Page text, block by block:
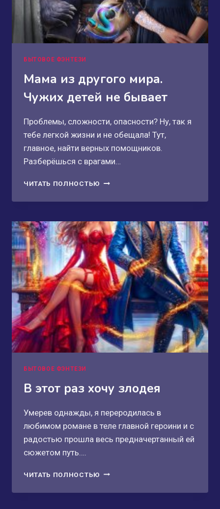
БЫТОВОЕ ФЭНТЕЗИ
Мама из другого мира.
Чужих детей не бывает
Проблемы, сложности, опасности? Ну, так я
тебе легкой жизни и не обещала! Тут,
главное, найти верных помощников.
Разберёшься с врагами…
ЧИТАТЬ ПОЛНОСТЬЮ МАМА
ДРУГОГО
ЧУЖИХ
ДЕТЕЙ
НЕ
БЫВАЕТ
БЫТОВОЕ ФЭНТЕЗИ
В этот раз хочу злодея
Умерев однажды, я переродилась в
любимом романе в теле главной героини и с
радостью прошла весь предначертанный ей
сюжетом путь….
ЧИТАТЬ ПОЛНОСТЬЮ В
РАЗ